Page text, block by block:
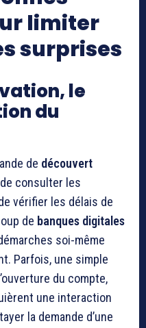
limiter
surprises
le
du
de découvert
consulter les
vérifier les délais de
de banques digitales
soi-même
Parfois, une simple
du compte,
une interaction
la demande d’une